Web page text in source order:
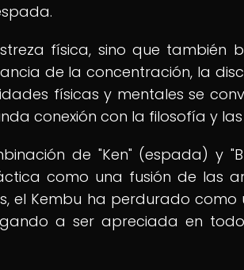
física, sino que también
de la concentración, la
físicas y mentales se
conexión con la filosofía y
de "Ken" (espada) y
como una fusión de las
el Kembu ha perdurado
a ser apreciada en